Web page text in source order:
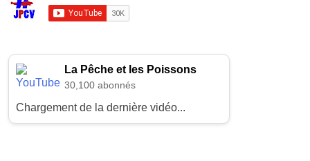
La Pêche et les Poissons
30,100 abonnés
Chargement de la dernière vidéo...